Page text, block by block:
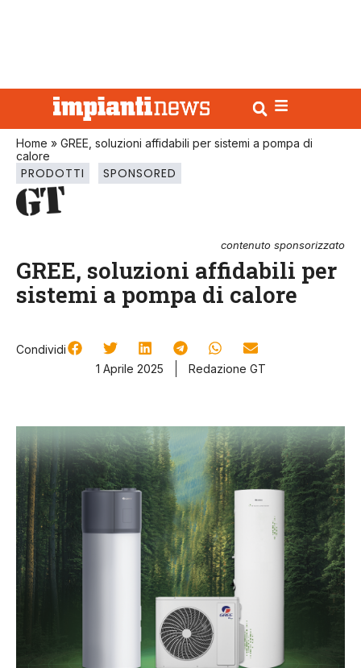
Home » GREE, soluzioni affidabili per sistemi a pompa di
calore
PRODOTTI SPONSORED
contenuto sponsorizzato
GREE, soluzioni affidabili per
sistemi a pompa di calore
Condividi
1 Aprile 2025
Redazione GT